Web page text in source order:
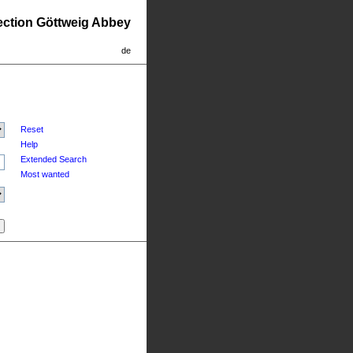
Göttweig Abbey
de
Reset
Help
Extended Search
Most wanted